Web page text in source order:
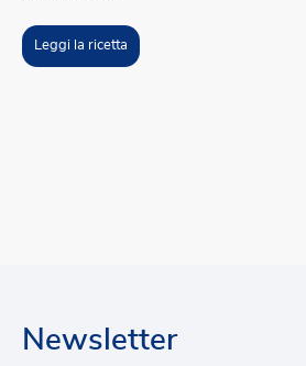
Leggi la ricetta
Newsletter